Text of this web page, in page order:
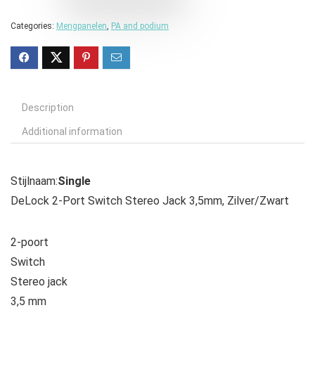
Categories: Mengpanelen PA and podium
Description
Additional information
Stijlnaam:Single
DeLock 2-Port Switch Stereo Jack 3,5mm, Zilver/Zwart
2-poort
Switch
Stereo jack
3,5 mm